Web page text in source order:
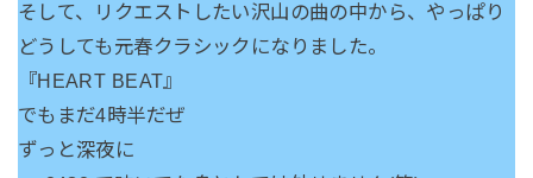
そして、リクエストしたい沢山の曲の中から、やっぱり
どうしても元春クラシックになりました。
『HEART BEAT』
でもまだ4時半だぜ
ずっと深夜に